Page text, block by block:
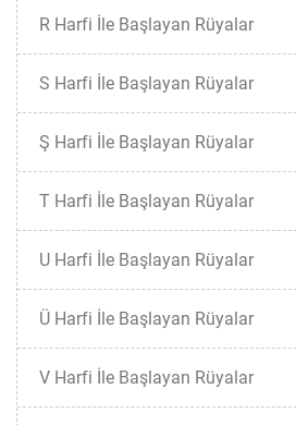
R Harfi İle Başlayan Rüyalar
S Harfi İle Başlayan Rüyalar
Ş Harfi İle Başlayan Rüyalar
T Harfi İle Başlayan Rüyalar
U Harfi İle Başlayan Rüyalar
Ü Harfi İle Başlayan Rüyalar
V Harfi İle Başlayan Rüyalar